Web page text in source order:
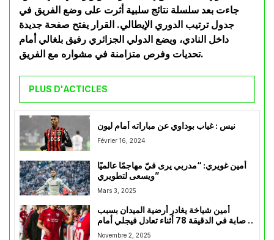
جاءت بعد سلسلة نتائج سلبية أثرت على وضع الفريق في
جدول ترتيب الدوري الإيطالي. القرار يفتح صفحة جديدة
داخل النادي، ويضع الدولي الجزائري رفيق بلغالي أمام
تحديات وفرص متزامنة في مشواره مع الفريق.
PLUS D'ACTICLES
نيس : غياب بوداوي عن مباراته أمام ليون
Février 16, 2024
أمين غويري: “مدربي يرى فيّ مهاجمًا عالميًا
ويسعى لتطويري”
Mars 3, 2025
أمين شياخة يغادر أرضية الميدان بسبب
الإصابة في الدقيقة 78 أثناء تعادل فيجلي أمام
سوندرييسك
Novembre 2, 2025